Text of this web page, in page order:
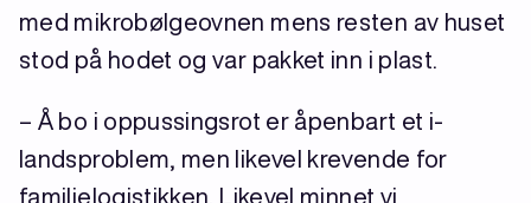
med mikrobølgeovnen mens resten av huset
stod på hodet og var pakket inn i plast.
– Å bo i oppussingsrot er åpenbart et i-
landsproblem, men likevel krevende for
familielogistikken. Likevel minnet vi